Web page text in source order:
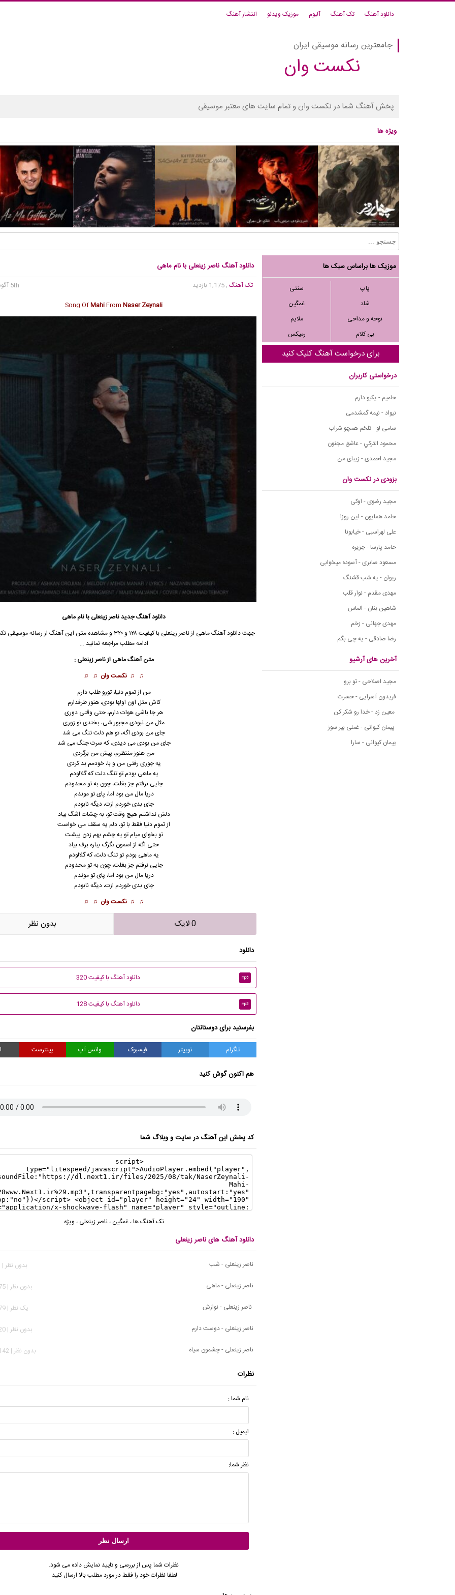
دانلود آهنگ تک آهنگ آلبوم موزیک ویدئو انتشار آهنگ
جامعترین رسانه موسیقی ایران
نکست وان
پخش آهنگ شما در نکست وان و تمام سایت های معتبر موسیقی
ویژه ها
موزیک ها براساس سبک ها
پاپ
سنتی
شاد
غمگین
نوحه و مداحی
ملایم
بی کلام
رمیکس
برای درخواست آهنگ کلیک کنید
درخواستی کاربران
حامیم - یکیو دارم
نیواد - نیمه گمشدمی
سامی لو - تلخم همچو شراب
محمود التركي - عاشق مجنون
مجید احمدی - زیبای من
بزودی در نکست وان
مجید رضوی - اوکی
حامد همایون - این روزا
علی لهراسبی - خیابونا
حامد پارسا - جزیره
مسعود صابری - آسوده میخوابی
ریوان - یه شب قشنگ
مهدی مقدم - نوار قلب
شاهین بنان - الماس
مهدی جهانی - زخم
رضا صادقی - یه چی بگم
آخرین های آرشیو
مجید اصلاحی - تو برو
فریدون آسرایی - حسرت
معین زد - خدا رو شکر کن
پیمان کیوانی - غملی بیر سوز
پیمان کیوانی - سارا
دانلود آهنگ ناصر زینعلی با نام ماهی
تک آهنگ, 1,175 بازدید
5th آگوست 2025
Song OfMahiFromNaser Zeynali
دانلود آهنگ جدیدناصر زینعلی با نام ماهی
جهتدانلود آهنگماهی ازناصر زینعلی با کیفیت ۱۲۸ و ۳۲۰ و مشاهده متن این آهنگ از
رسانه موسیقی
ادامه مطلب مراجعه نمائید …
متن آهنگ ماهی ازناصر زینعلی :
♫ ♫ نکست وان ♫ ♫
من از تموم دنیا، تورو طلب دارم
کاش مثل اون اولها بودی، هنوز طرفدارم
هر جا باشی هوات دارم، حتی وقتی دوری
مثل من نبودی مجبور شی، بخندی تو زوری
جای من بودی اگه، تو هم دلت تنگ می شد
جای من بودی می دیدی، که سرت جنگ می شد
من هنوز منتظرم، پیش من برگردی
یه جوری رفتی من و با، خودمم بد کردی
یه ماهی بودم تو تنگ دلت که گلالودم
جایی نرفتم جز بغلت، چون به تو محدودم
دریا مال من بود اما، پای تو موندم
جای بدی خوردم ازت، دیگه نابودم
دلش نداشتم هیچ وقت تو، به چشات اشگ بیاد
از تموم دنیا فقط با تو، دلم یه سقف می خواست
تو بخوای میام تو یه چشم بهم زدن پیشت
حتی اگه از اسمون تگرگ بباره برف بیاد
یه ماهی بودم تو تنگ دلت، که گلالودم
جایی نرفتم جز بغلت، چون به تو محدودم
دریا مال من بود اما، پای تو موندم
جای بدی خوردم ازت، دیگه نابودم
♫ ♫ نکست وان ♫ ♫
0 لایک بدون نظر
دانلود
mp3 دانلود آهنگ با کیفیت 320
mp3 دانلود آهنگ با کیفیت 128
بفرستید برای دوستانتان
تلگرام توییتر فیسبوک واتس آپ پینترست
هم اکنون گوش کنید
کد پخش این آهنگ در سایت و وبلاگ شما
تک آهنگ ها،غمگین ،ناصر زینعلی ، ویژه
دانلود آهنگ های ناصر زینعلی
ناصر زینعلی - شب
بدون نظر | 741 بازدید
ناصر زینعلی - ماهی
بدون نظر | 1,175 بازدید
ناصر زینعلی - نوازش
يک نظر | 1,079 بازدید
ناصر زینعلی - دوست دارم
بدون نظر | 1,520 بازدید
ناصر زینعلی - چشمون سیاه
بدون نظر | 20,142 بازدید
نظرات
نام شما :
ایمیل :
نظر شما:
نظرات شما پس از بررسی و تایید نمایش داده می شود.
لطفا نظرات خود را فقط در مورد مطلب بالا ارسال کنید.